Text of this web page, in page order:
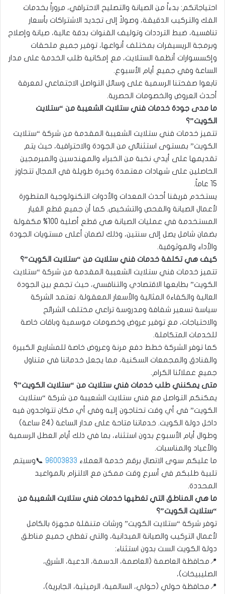
احتياجاتكم: بدءاً من الصيانة والتصليح الاحترافي، مروراً بخدمات
الفك والتركيب الدقيقة، وصولاً إلى تجديد الاشتراكات بأسعار
تنافسية، ضبط الترددات وتوليف القنوات بدقة عالية، صيانة وإصلاح
وبرمجة الريسيفرات بمختلف أنواعها، توفير جميع ملحقات
وإكسسوارات أنظمة الستلايت، مع إمكانية طلب الخدمة على مدار
الساعة وفي جميع أيام الأسبوع.
تابعوا صفحتنا الرسمية على وسائل التواصل الاجتماعي لمعرفة
أحدث العروض والخصومات الحصرية.
ما مدى جودة خدمات فني ستلايت الشعيبة من “ستلايت
الكويت”؟
تتميز خدمات فني ستلايت الشعيبة المقدمة من شركة “ستلايت
الكويت” بمستوى استثنائي من الجودة والاحترافية، حيث يتم
تقديمها على أيدي نخبة من الخبراء والمهندسين والمبرمجين
الحاصلين على شهادات معتمدة وخبرة طويلة في المجال تتجاوز
15 عاماً.
يستخدم فريقنا أحدث المعدات والأدوات التكنولوجية المتطورة
لأعمال الصيانة والفحص والتشخيص. كما أن جميع قطع الغيار
المستخدمة في عمليات الصيانة هي قطع أصلية 100% مكفولة
بضمان شامل يصل إلى سنتين، وذلك لضمان أعلى مستويات الجودة
والأداء والموثوقية.
كيف هي تكلفة خدمات فني ستلايت من “ستلايت الكويت”؟
تتميز خدمات فني ستلايت الشعيبة المقدمة من شركة “ستلايت
الكويت” بطابعها الاقتصادي والتنافسي، حيث تجمع بين الجودة
العالية والكفاءة المثالية والأسعار المعقولة. تعتمد الشركة
سياسة تسعير شفافة ومدروسة تراعي مختلف الشرائح
والاحتياجات، مع توفير عروض وخصومات موسمية وباقات خاصة
للخدمات المتكاملة.
كما توفر الشركة خطط دفع مرنة وعروض خاصة للمشاريع الكبيرة
والفنادق والمجمعات السكنية، مما يجعل خدماتنا في متناول
جميع عملائنا الكرام.
متى يمكنني طلب خدمات فني ستلايت من “ستلايت الكويت”؟
يمكنكم التواصل مع فني ستلايت الشعيبة من شركة “ستلايت
الكويت” في أي وقت تحتاجون إليه وفي أي مكان تتواجدون فيه
داخل دولة الكويت. خدماتنا متاحة على مدار الساعة (24 ساعة)
وطوال أيام الأسبوع بدون استثناء، بما في ذلك أيام العطل الرسمية
والأعياد والمناسبات.
ما عليكم سوى الاتصال برقم خدمة العملاء 96003833 📞وسيتم
تلبية طلبكم في أسرع وقت ممكن مع الالتزام بالمواعيد
المحددة.
ما هي المناطق التي تغطيها خدمات فني ستلايت الشعيبة من
“ستلايت الكويت”؟
توفر شركة “ستلايت الكويت” ورشات متنقلة مجهزة بالكامل
لأعمال التركيب والصيانة الميدانية، والتي تغطي جميع مناطق
دولة الكويت الست بدون استثناء:
📍محافظة العاصمة (العاصمة، الدسمة، الدعية، الشرق،
الصليبيخات)،
📍محافظة حولي (حولي، السالمية، الرميثية، الجابرية)،